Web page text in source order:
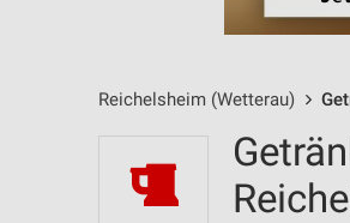
Reichelsheim (Wetterau)